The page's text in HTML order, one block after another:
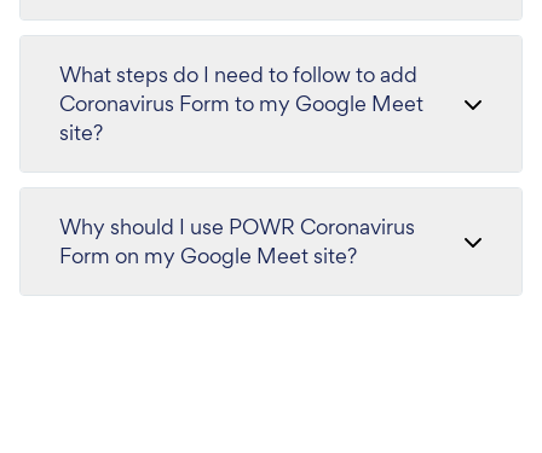
What steps do I need to follow to add
Coronavirus Form to my Google Meet
site?
Why should I use POWR Coronavirus
Form on my Google Meet site?